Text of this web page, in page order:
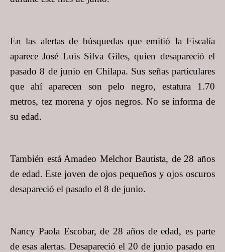
En las alertas de búsquedas que emitió la Fiscalía
aparece José Luis Silva Giles, quien desapareció el
pasado 8 de junio en Chilapa. Sus señas particulares
que ahí aparecen son pelo negro, estatura 1.70
metros, tez morena y ojos negros. No se informa de
su edad.
También está Amadeo Melchor Bautista, de 28 años
de edad. Este joven de ojos pequeños y ojos oscuros
desapareció el pasado el 8 de junio.
Nancy Paola Escobar, de 28 años de edad, es parte
de esas alertas. Desapareció el 20 de junio pasado en